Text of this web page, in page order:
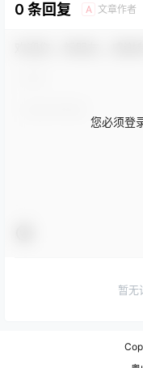
0 条回复 A 文章作者
您必须登
暂无